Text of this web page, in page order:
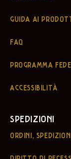
GUIDA AI
FAQ
PROGRAMMA
ACCESSIBILITÀ
SPEDIZIONI
ORDINI,